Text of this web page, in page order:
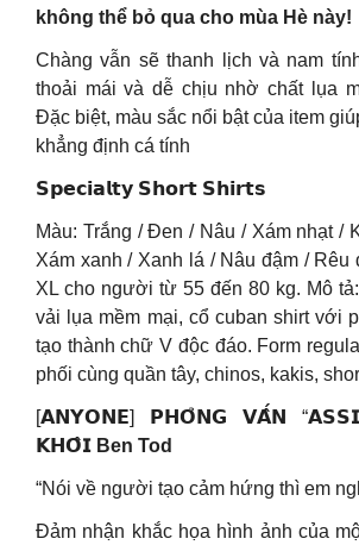
không thể bỏ qua cho mùa Hè này!
Chàng vẫn sẽ thanh lịch và nam
thoải mái và dễ chịu nhờ chất lụa
Đặc biệt, màu sắc nổi bật của item
khẳng định cá tính
𝗦𝗽𝗲𝗰𝗶𝗮𝗹𝘁𝘆 𝗦𝗵𝗼𝗿𝘁 𝗦𝗵𝗶𝗿𝘁𝘀
Màu: Trắng / Đen / Nâu / Xám nhạt /
Xám xanh / Xanh lá / Nâu đậm / Rêu
XL cho người từ 55 đến 80 kg. Mô
vải lụa mềm mại, cổ cuban shirt với
tạo thành chữ V độc đáo. Form
phối cùng quần tây, chinos, kakis,
[𝗔𝗡𝗬𝗢𝗡𝗘] 𝗣𝗛𝗢̉𝗡𝗚 𝗩𝗔̂́𝗡
𝗞𝗛𝗢̂𝗜 Ben Tod
“Nói về người tạo cảm hứng thì em
Đảm nhận khắc họa hình ảnh của